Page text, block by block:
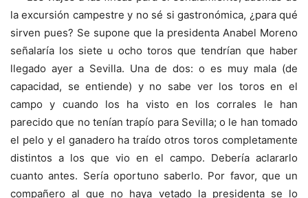
la excursión campestre y no sé si gastronómica, ¿para qué
sirven pues? Se supone que la presidenta Anabel Moreno
señalaría los siete u ocho toros que tendrían que haber
llegado ayer a Sevilla. Una de dos: o es muy mala (de
capacidad, se entiende) y no sabe ver los toros en el
campo y cuando los ha visto en los corrales le han
parecido que no tenían trapío para Sevilla; o le han tomado
el pelo y el ganadero ha traído otros toros completamente
distintos a los que vio en el campo. Debería aclararlo
cuanto antes. Sería oportuno saberlo. Por favor, que un
compañero al que no haya vetado la presidenta se lo